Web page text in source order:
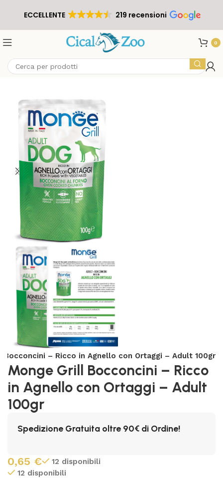
ECCELLENTE 219 recensioni
0
Bocconcini – Ricco in Agnello con Ortaggi – Adult 100gr
Monge Grill Bocconcini – Ricco
in Agnello con Ortaggi – Adult
100gr
Spedizione Gratuita oltre 90€ di Ordine!
0,65 €
12 disponibili
12 disponibili